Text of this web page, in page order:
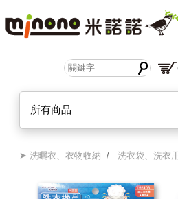
所有商品
➤ 洗曬衣、衣物收納 /洗衣袋、洗衣